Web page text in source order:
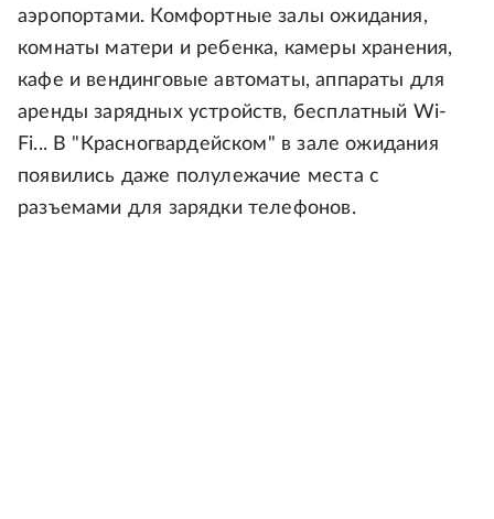
аэропортами. Комфортные залы ожидания,
комнаты матери и ребенка, камеры хранения,
кафе и вендинговые автоматы, аппараты для
аренды зарядных устройств, бесплатный Wi-
Fi... В "Красногвардейском" в зале ожидания
появились даже полулежачие места с
разъемами для зарядки телефонов.